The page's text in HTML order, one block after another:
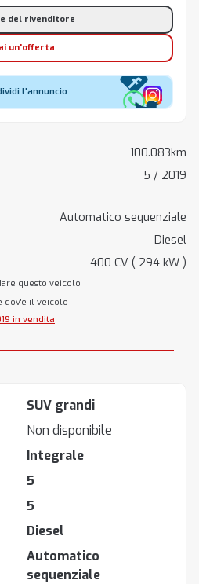
100.083km
5 / 2019
Automatico sequenziale
Diesel
400 CV ( 294 kW )
questo veicolo
dov'è il veicolo
in vendita
del rivenditore
un'offerta
l'annuncio
SUV grandi
Non disponibile
Integrale
5
5
Diesel
Automatico
sequenziale